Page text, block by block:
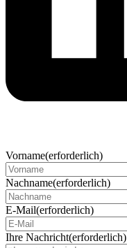
Vorname(erforderlich)
Nachname(erforderlich)
E-Mail(erforderlich)
Ihre Nachricht(erforderlich)